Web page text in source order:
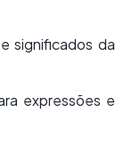
significados da
expressões e